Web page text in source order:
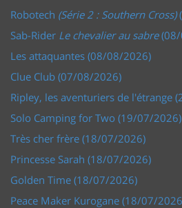
Robotech (Série 2 : Southern Cross)
Sab-Rider Le chevalier au sabre(08/
Les attaquantes (08/08/2026)
Clue Club (07/08/2026)
Ripley, les aventuriers de l'étrange
Solo Camping for Two (19/07/2026)
Très cher frère (18/07/2026)
Princesse Sarah (18/07/2026)
Golden Time (18/07/2026)
Peace Maker Kurogane (18/07/